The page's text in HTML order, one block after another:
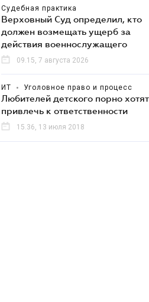
Судебная практика
Верховный Суд определил, кто
должен возмещать ущерб за
действия военнослужащего
09.15, 7 августа 2026
ИТ • Уголовное право и процесс
Любителей детского порно хотят
привлечь к ответственности
15.36, 13 июля 2018